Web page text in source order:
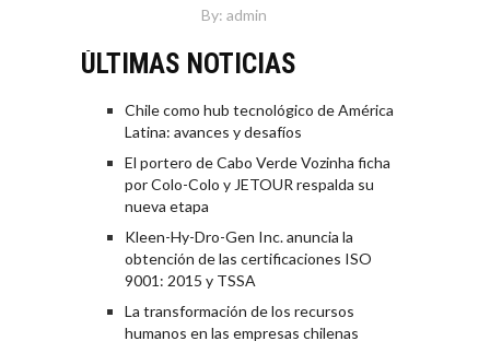
By: admin
ÚLTIMAS NOTICIAS
Chile como hub tecnológico de América
Latina: avances y desafíos
El portero de Cabo Verde Vozinha ficha
por Colo-Colo y JETOUR respalda su
nueva etapa
Kleen-Hy-Dro-Gen Inc. anuncia la
obtención de las certificaciones ISO
9001: 2015 y TSSA
La transformación de los recursos
humanos en las empresas chilenas